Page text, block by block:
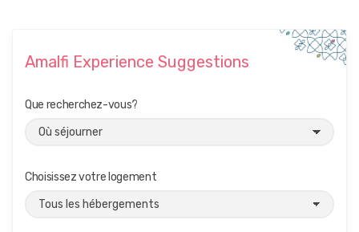
Amalfi Experience Suggestions
Que recherchez-vous?
Choisissez votre logement